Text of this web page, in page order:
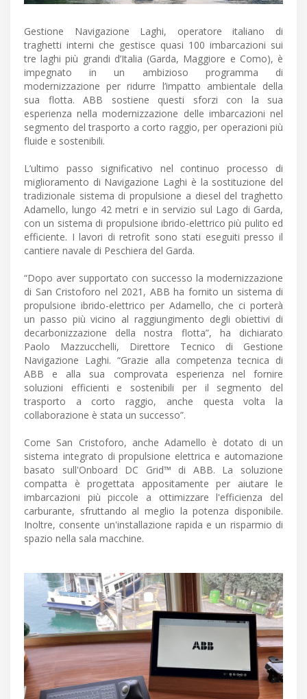
Gestione Navigazione Laghi, operatore italiano di
traghetti interni che gestisce quasi 100 imbarcazioni sui
tre laghi più grandi d’Italia (Garda, Maggiore e Como), è
impegnato in un ambizioso programma di
modernizzazione per ridurre l’impatto ambientale della
sua flotta. ABB sostiene questi sforzi con la sua
esperienza nella modernizzazione delle imbarcazioni nel
segmento del trasporto a corto raggio, per operazioni più
fluide e sostenibili.
L’ultimo passo significativo nel continuo processo di
miglioramento di Navigazione Laghi è la sostituzione del
tradizionale sistema di propulsione a diesel del traghetto
Adamello, lungo 42 metri e in servizio sul Lago di Garda,
con un sistema di propulsione ibrido-elettrico più pulito ed
efficiente. I lavori di retrofit sono stati eseguiti presso il
cantiere navale di Peschiera del Garda.
“Dopo aver supportato con successo la modernizzazione
di San Cristoforo nel 2021, ABB ha fornito un sistema di
propulsione ibrido-elettrico per Adamello, che ci porterà
un passo più vicino al raggiungimento degli obiettivi di
decarbonizzazione della nostra flotta”, ha dichiarato
Paolo Mazzucchelli, Direttore Tecnico di Gestione
Navigazione Laghi. “Grazie alla competenza tecnica di
ABB e alla sua comprovata esperienza nel fornire
soluzioni efficienti e sostenibili per il segmento del
trasporto a corto raggio, anche questa volta la
collaborazione è stata un successo”.
Come San Cristoforo, anche Adamello è dotato di un
sistema integrato di propulsione elettrica e automazione
basato sull'Onboard DC Grid™ di ABB. La soluzione
compatta è progettata appositamente per aiutare le
imbarcazioni più piccole a ottimizzare l'efficienza del
carburante, sfruttando al meglio la potenza disponibile.
Inoltre, consente un'installazione rapida e un risparmio di
spazio nella sala macchine.